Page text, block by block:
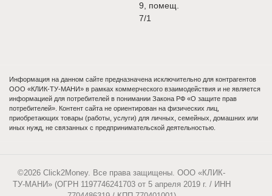
9, помещ.
7/1
Информация на данном сайте предназначена исключительно для контрагентов
ООО «КЛИК-ТУ-МАНИ» в рамках коммерческого взаимодействия и не является
информацией для потребителей в понимании Закона РФ «О защите прав
потребителей». Контент сайта не ориентирован на физических лиц,
приобретающих товары (работы, услуги) для личных, семейных, домашних или
иных нужд, не связанных с предпринимательской деятельностью.
©2026 Click2Money. Все права защищены. ООО «КЛИК-
ТУ-МАНИ» (ОГРН 1197746241703 от 5 апреля 2019 г. / ИНН